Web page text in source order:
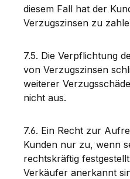
diesem Fall hat der
Verzugszinsen zu
7.5. Die Verpflichtung
von Verzugszinsen
weiterer
nicht aus.
7.6. Ein Recht zur
Kunden nur zu, wenn
rechtskräftig
Verkäufer anerkannt